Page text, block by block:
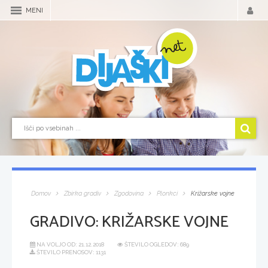
MENI
Domov Zbirka gradiv Zgodovina Plonkci Križarske vojne
GRADIVO:KRIŽARSKE VOJNE
NA VOLJO OD: 21.12.2018
ŠTEVILO OGLEDOV: 689
ŠTEVILO PRENOSOV: 1131